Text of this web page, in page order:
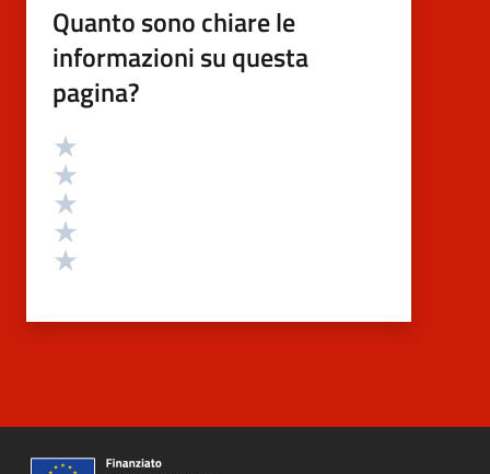
Quanto sono chiare le
informazioni su questa
pagina?
Valutazione